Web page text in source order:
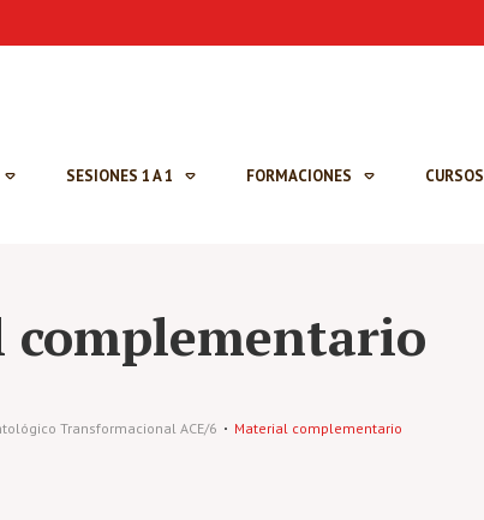
SESIONES 1 A 1 FORMACIONES CURSOS
Transformacional ACE/6 Material complementario